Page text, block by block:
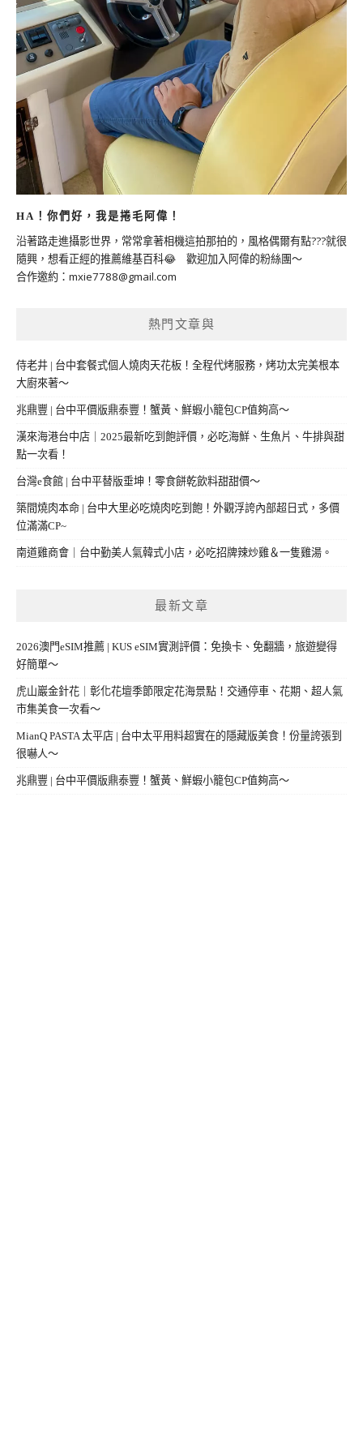
HA！你們好，我是捲毛阿偉！
沿著路走進攝影世界，常常拿著相機這拍那拍的，風格偶爾有點???就很
隨興，想看正經的推薦維基百科😂 歡迎加入阿偉的粉絲團～
合作邀約： mxie7788@gmail.com
熱門文章與
侍老井 | 台中套餐式個人燒肉天花板！全程代烤服務，烤功太完美根本
大廚來著～
兆鼎豐 | 台中平價版鼎泰豐！蟹黃、鮮蝦小籠包CP值夠高～
漢來海港台中店｜2025最新吃到飽評價，必吃海鮮、生魚片、牛排與甜
點一次看！
台灣e食館 | 台中平替版垂坤！零食餅乾飲料甜甜價～
築間燒肉本命 | 台中大里必吃燒肉吃到飽！外觀浮誇內部超日式，多價
位滿滿CP~
南道雞商會｜台中勤美人氣韓式小店，必吃招牌辣炒雞＆一隻雞湯。
最新文章
2026澳門eSIM推薦 | KUS eSIM實測評價：免換卡、免翻牆，旅遊變得
好簡單～
虎山巖金針花｜彰化花壇季節限定花海景點！交通停車、花期、超人氣
市集美食一次看～
MianQ PASTA 太平店 | 台中太平用料超實在的隱藏版美食！份量誇張到
很嚇人～
兆鼎豐 | 台中平價版鼎泰豐！蟹黃、鮮蝦小籠包CP值夠高～